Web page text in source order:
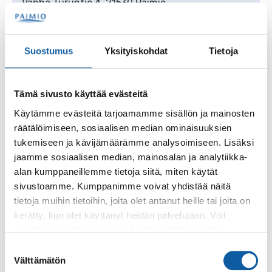
Suostumus Yksityiskohdat Tietoja
Tämä sivusto käyttää evästeitä
Käytämme evästeitä tarjoamamme sisällön ja mainosten
räätälöimiseen, sosiaalisen median ominaisuuksien
tukemiseen ja kävijämäärämme analysoimiseen. Lisäksi
jaamme sosiaalisen median, mainosalan ja analytiikka-
alan kumppaneillemme tietoja siitä, miten käytät
sivustoamme. Kumppanimme voivat yhdistää näitä
tietoja muihin tietoihin, joita olet antanut heille tai joita on
kerätty, kun olet käyttänyt heidän palvelujaan. Voit
valinta
Välttämätön
Vanha Turuntie 4, 21530 Paimio
Jokelan päiväkoti, Paimio
Kepontie 4, 21530 Paimio
Jokipuisto
Sahurintie 5, 21530 Paimio
Jousikujan leikkipuisto
Jousikuja 3, 21530 Paimio